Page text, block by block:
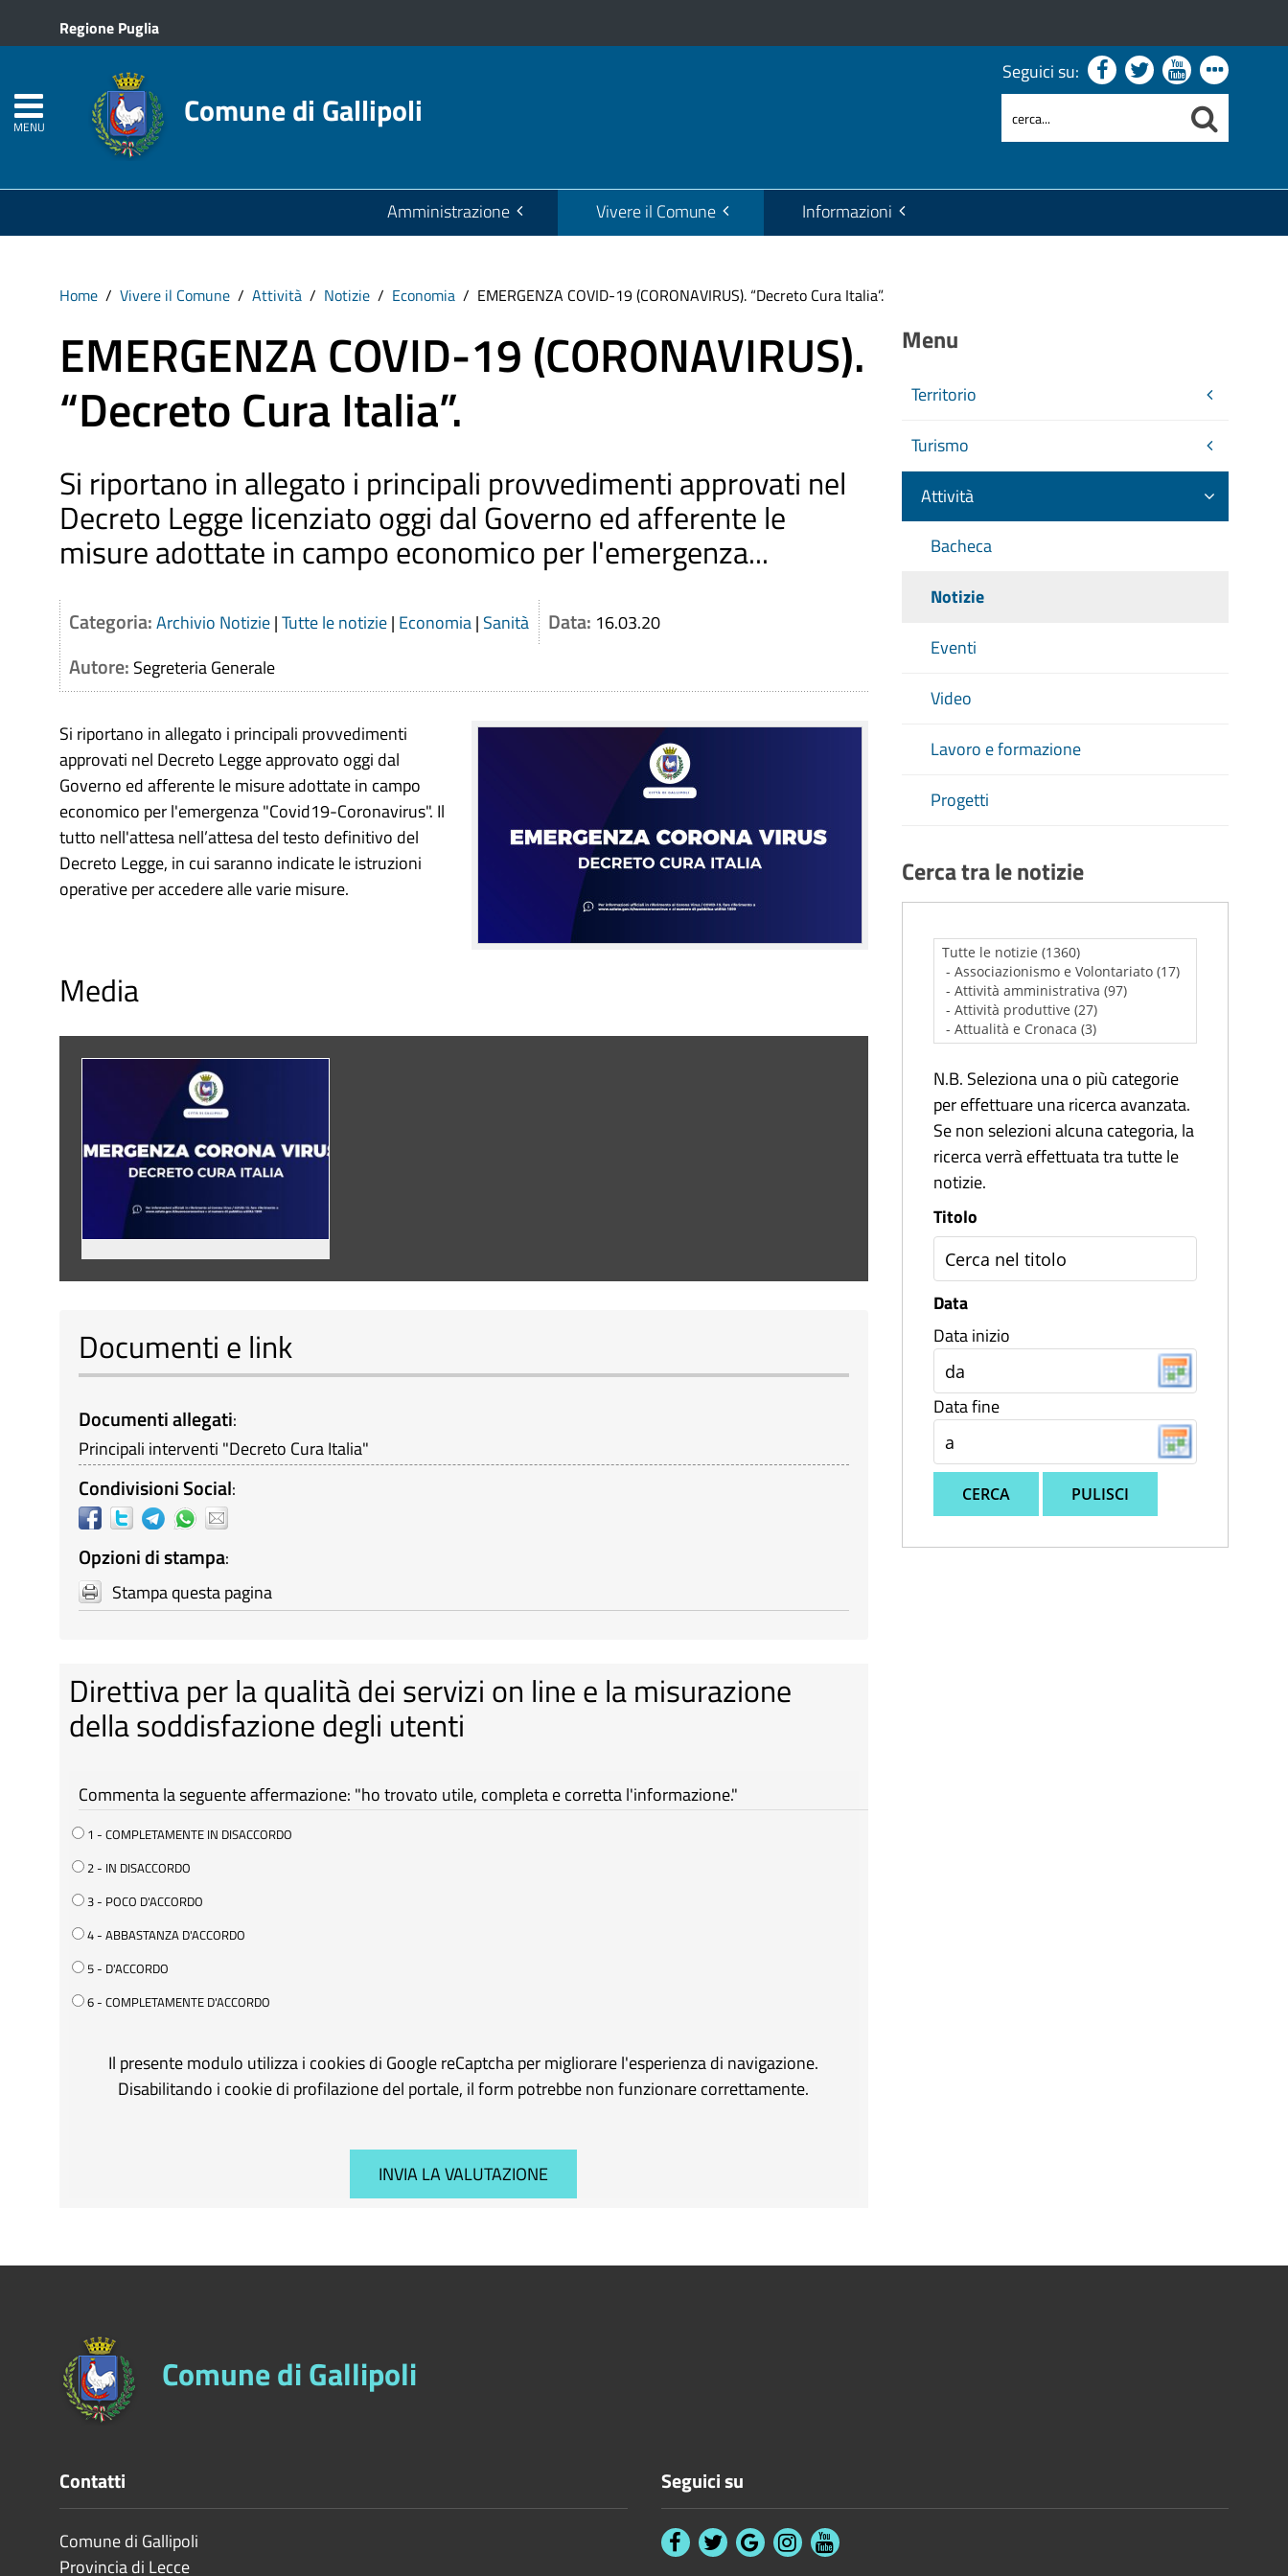
Regione Puglia
MENU Comune di Gallipoli
Seguici su:
Amministrazione Vivere il Comune Informazioni
Home Vivere il Comune Attività Notizie Economia EMERGENZA COVID-19 (CORONAVIRUS). “Decreto Cura Italia”.
EMERGENZA COVID-19 (CORONAVIRUS).
“Decreto Cura Italia”.
Si riportano in allegato i principali provvedimenti approvati nel
Decreto Legge licenziato oggi dal Governo ed afferente le
misure adottate in campo economico per l'emergenza...
Categoria:Archivio Notizie|Tutte le notizie| Economia| Sanità Data: 16.03.20
Autore: Segreteria Generale
Si riportano in allegato i principali provvedimenti
approvati nel Decreto Legge approvato oggi dal
Governo ed afferente le misure adottate in campo
economico per l'emergenza "Covid19-Coronavirus". Il
tutto nell'attesa nell’attesa del testo definitivo del
Decreto Legge, in cui saranno indicate le istruzioni
operative per accedere alle varie misure.
Media
Documenti e link
Documenti allegati:
Principali interventi "Decreto Cura Italia"
Condivisioni Social:
Opzioni di stampa:
Stampa questa pagina
Direttiva per la qualità dei servizi on line e la misurazione
della soddisfazione degli utenti
Commenta la seguente affermazione: "ho trovato utile, completa e corretta l'informazione."
1 - COMPLETAMENTE IN DISACCORDO
2 - IN DISACCORDO
3 - POCO D'ACCORDO
4 - ABBASTANZA D'ACCORDO
5 - D'ACCORDO
6 - COMPLETAMENTE D'ACCORDO
Il presente modulo utilizza i cookies di Google reCaptcha per migliorare l'esperienza di navigazione.
Disabilitando i cookie di profilazione del portale, il form potrebbe non funzionare correttamente.
Menu
Territorio
Turismo
Attività
Bacheca
Notizie
Eventi
Video
Lavoro e formazione
Progetti
Cerca tra le notizie
N.B. Seleziona una o più categorie
per effettuare una ricerca avanzata.
Se non selezioni alcuna categoria, la
ricerca verrà effettuata tra tutte le
notizie.
Titolo
Data
Data inizio
Data fine
CERCA PULISCI
Comune di Gallipoli
Contatti
Comune di Gallipoli
Provincia di Lecce
Seguici su